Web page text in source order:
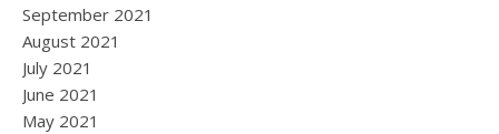
September 2021
August 2021
July 2021
June 2021
May 2021